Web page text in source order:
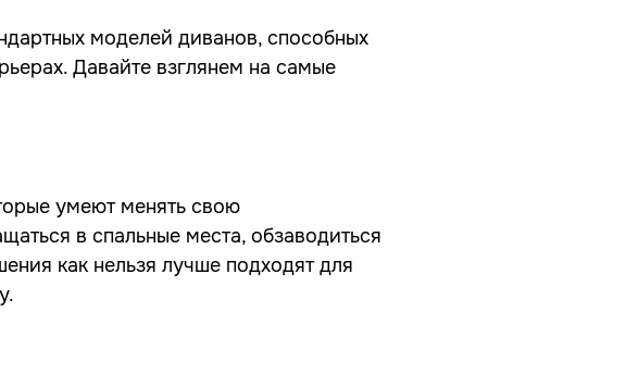
моделей диванов, способных
Давайте взглянем на самые
умеют менять свою
в спальные места, обзаводиться
как нельзя лучше подходят для